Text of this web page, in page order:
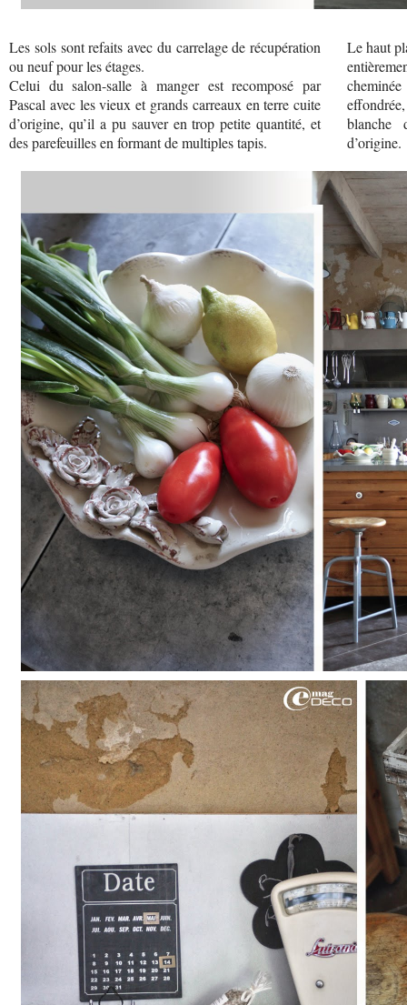
Les sols sont refaits avec du carrelage de récupération
ou neuf pour les étages.
Celui du salon-salle à manger est recomposé par
Pascal avec les vieux et grands carreaux en terre cuite
d’origine, qu’il a pu sauver en trop petite quantité, et
des parefeuilles en formant de multiples tapis.
Le haut
blanche
d’origine.